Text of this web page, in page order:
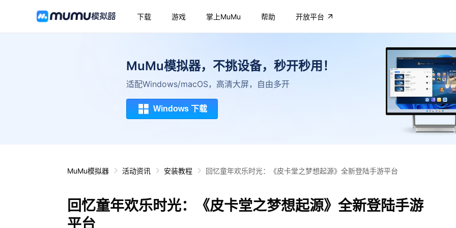
下载 游戏 掌上MuMu 帮助 开放平台
MuMu模拟器，不挑设备，秒开秒用！
适配Windows/macOS，高清大屏，自由多开
Windows 下载
MuMu模拟器 活动资讯 安装教程 回忆童年欢乐时光：《皮卡堂之梦想起源》全新登陆手游平台
回忆童年欢乐时光：《皮卡堂之梦想起源》全新登陆手游
平台